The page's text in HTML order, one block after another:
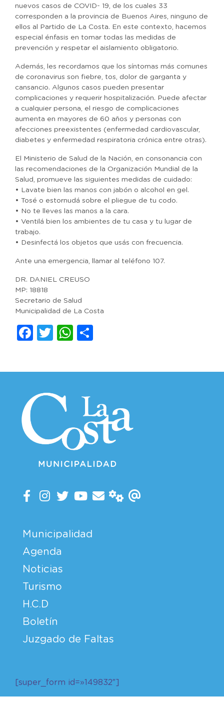
nuevos casos de COVID- 19, de los cuales 33
corresponden a la provincia de Buenos Aires, ninguno de
ellos al Partido de La Costa. En este contexto, hacemos
especial énfasis en tomar todas las medidas de
prevención y respetar el aislamiento obligatorio.
Además, les recordamos que los síntomas más comunes
de coronavirus son fiebre, tos, dolor de garganta y
cansancio. Algunos casos pueden presentar
complicaciones y requerir hospitalización. Puede afectar
a cualquier persona, el riesgo de complicaciones
aumenta en mayores de 60 años y personas con
afecciones preexistentes (enfermedad cardiovascular,
diabetes y enfermedad respiratoria crónica entre otras).
El Ministerio de Salud de la Nación, en consonancia con
las recomendaciones de la Organización Mundial de la
Salud, promueve las siguientes medidas de cuidado:
• Lavate bien las manos con jabón o alcohol en gel.
• Tosé o estornudá sobre el pliegue de tu codo.
• No te lleves las manos a la cara.
• Ventilá bien los ambientes de tu casa y tu lugar de
trabajo.
• Desinfectá los objetos que usás con frecuencia.
Ante una emergencia, llamar al teléfono 107.
DR. DANIEL CREUSO
MP: 18818
Secretario de Salud
Municipalidad de La Costa
Facebook
TwitterWhatsApp
Municipalidad
Agenda
Noticias
Turismo
H.C.D
Boletín
Juzgado de Faltas
[super_form id=»149832″]